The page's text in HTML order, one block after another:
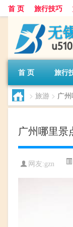
首 页 旅行技巧
首 页 旅行
> 旅游 > 广
广州哪里景
网友:gzn